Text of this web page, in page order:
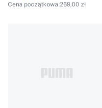
Cena początkowa:269,00 zł